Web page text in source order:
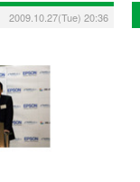
2009.10.27(Tue) 20:36